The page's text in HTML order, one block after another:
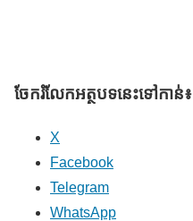
ចែករំលែក​អត្ថបទនេះទៅកាន់៖
X
Facebook
Telegram
WhatsApp